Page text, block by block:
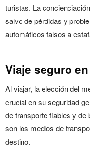
turistas. La
salvo de pérdidas y
automáticos falsos a
Viaje seguro
Al viajar, la elección del
crucial en su seguridad
de transporte fiables y de
son los medios de
destino.